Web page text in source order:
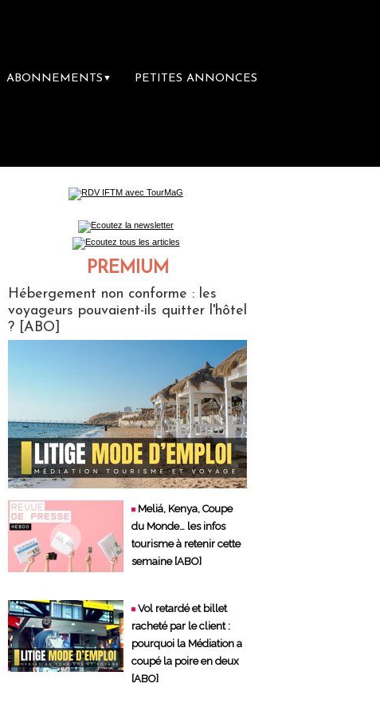
ABONNEMENTS ▼ PETITES ANNONCES
PREMIUM
Hébergement non conforme : les
voyageurs pouvaient-ils quitter l'hôtel
? [ABO]
Meliá, Kenya, Coupe
du Monde… les infos
tourisme à retenir cette
semaine [ABO]
Vol retardé et billet
racheté par le client :
pourquoi la Médiation a
coupé la poire en deux
[ABO]